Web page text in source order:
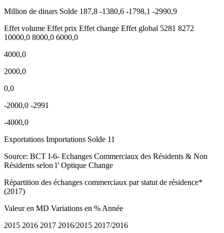
Million de dinars Solde 187,8 -1380,6 -1798,1 -2990,9
Effet volume Effet prix Effet change Effet global 5281 8272
10000,0 8000,0 6000,0
4000,0
2000,0
0,0
-2000,0 -2991
-4000,0
Exportations Importations Solde 11
Source: BCT I-6- Echanges Commerciaux des Résidents & Non
Résidents selon l’ Optique Change
Répartition des échanges commerciaux par statut de résidence*
(2017)
Valeur en MD Variations en % Année
2015 2016 2017 2016/2015 2017/2016